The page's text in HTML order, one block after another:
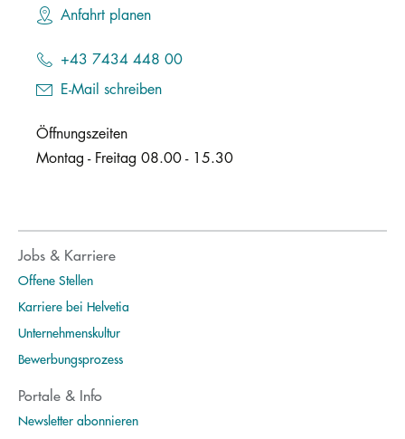
Anfahrt planen
+43 7434 448 00
E-Mail schreiben
Öffnungszeiten
Montag - Freitag 08.00 - 15.30
Jobs & Karriere
Offene Stellen
Karriere bei Helvetia
Unternehmenskultur
Bewerbungsprozess
Portale & Info
Newsletter abonnieren